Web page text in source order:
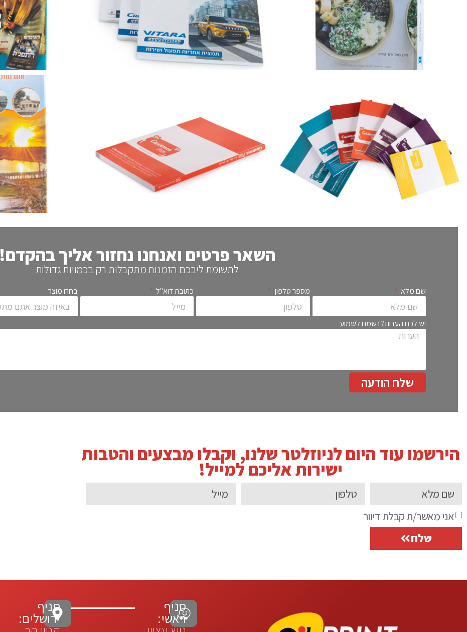
השאר פרטים ואנחנו נחזור אליך בהקדם!
לתשומת ליבכם הזמנות מתקבלות רק בכמויות גדולות
שם מלא מספר טלפון כתובת דוא"ל בחרו מוצר
יש לכם הערות? נשמח לשמוע
שלח הודעה
הירשמו עוד היום לניוזלטר שלנו, וקבלו מבצעים והטבות
ישירות אליכם למייל!
אני מאשר/ת קבלת דיוור
שלח
סניף
ראשי:
סניף
ירושלים: